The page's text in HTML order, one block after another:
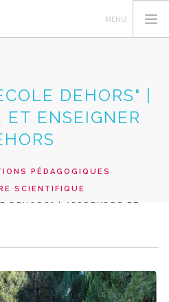
DEHORS" |
ET ENSEIGNER
PÉDAGOGIQUES
SCIENTIFIQUE
DEHORS" | APPRENDRE ET